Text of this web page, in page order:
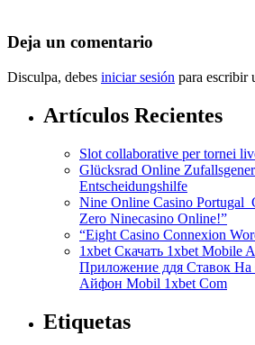
Deja un comentario
Disculpa, debes iniciar sesión para escribir
Artículos Recientes
Slot collaborative per tornei
Glücksrad Online
Entscheidungshilfe
Nine Online Casino Portugal
Zero Ninecasino Online!”
“Eight Casino Connexion
1xbet Скачать 1xbet Mobile
Приложение ддя Ставок
Айфон Mobil 1xbet Com
Etiquetas